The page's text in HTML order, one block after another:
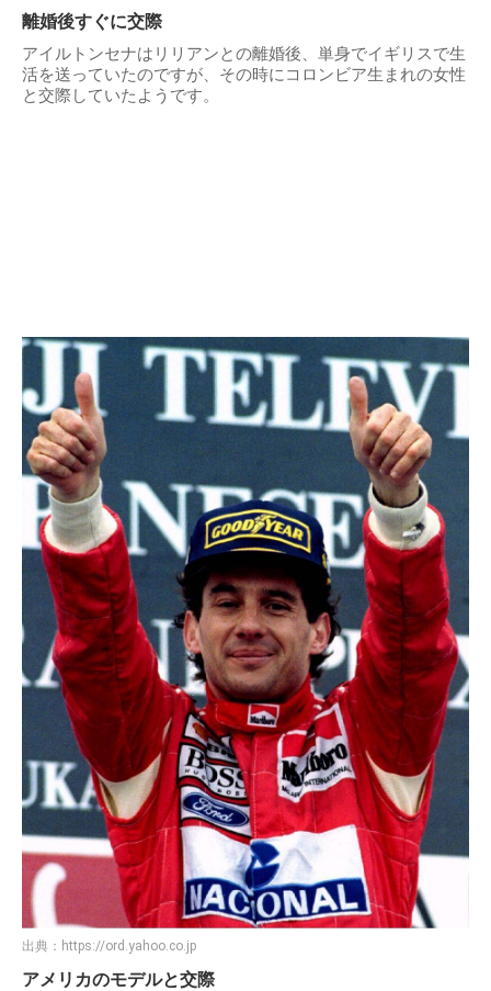
離婚後すぐに交際
アイルトンセナはリリアンとの離婚後、単身でイギリスで生
活を送っていたのですが、その時にコロンビア生まれの女性
と交際していたようです。
出典： https://ord.yahoo.co.jp
アメリカのモデルと交際